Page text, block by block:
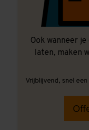
Ook wanneer
laten, maken
Vrijblijvend, snel